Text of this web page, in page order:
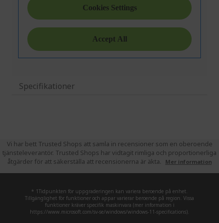
Specifikationer
Vi har bett Trusted Shops att samla in recensioner som en oberoende
tjänsteleverantör. Trusted Shops har vidtagit rimliga och proportionerliga
åtgärder för att säkerställa att recensionerna är äkta.
Mer information
* 1Tidpunkten för uppgraderingen kan variera beroende på enhet.
Tillgänglighet för funktioner och appar varierar beroende på region. Vissa
funktioner kräver specifik maskinvara (mer information i
https://www.microsoft.com/sv-se/windows/windows-11-specifications).